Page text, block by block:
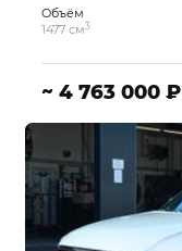
Объём
1477 см3
~ 4 763 000 ₽